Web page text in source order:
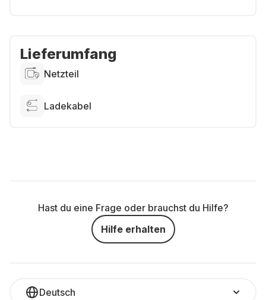
Lieferumfang
Netzteil
Ladekabel
Hast du eine Frage oder brauchst du Hilfe?
Hilfe erhalten
Deutsch